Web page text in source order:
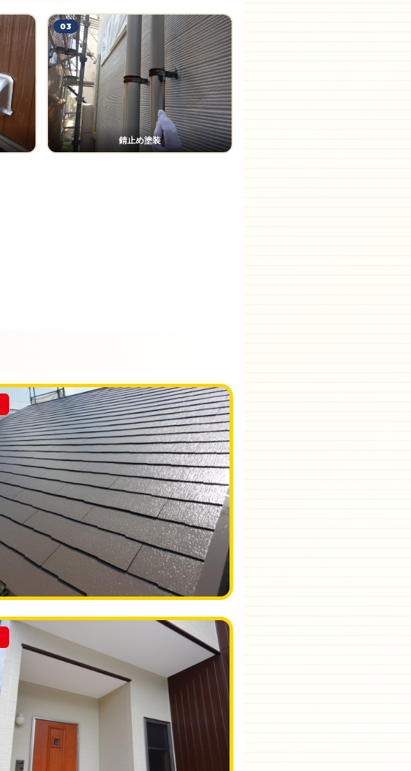
03
錆止め塗装